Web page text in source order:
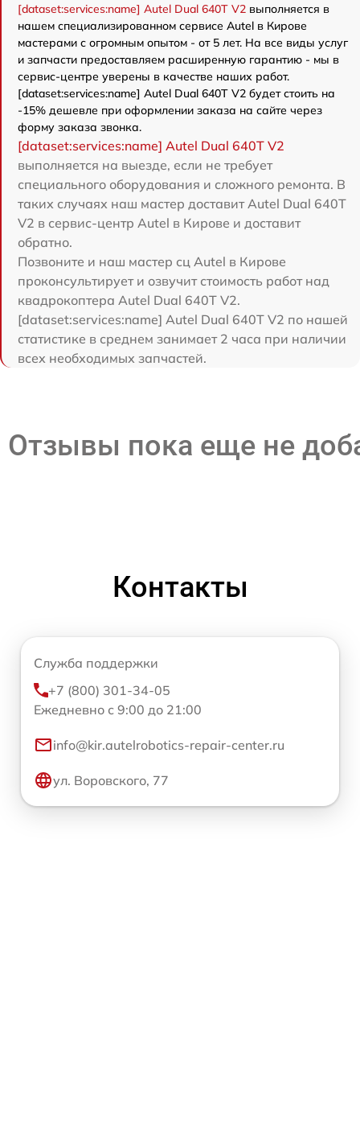
[dataset:services:name] Autel Dual 640T V2 выполняется в
нашем специализированном сервисе Autel в Кирове
мастерами с огромным опытом - от 5 лет. На все виды услуг
и запчасти предоставляем расширенную гарантию - мы в
сервис-центре уверены в качестве наших работ.
[dataset:services:name] Autel Dual 640T V2 будет стоить на
-15% дешевле при оформлении заказа на сайте через
форму заказа звонка.
[dataset:services:name] Autel Dual 640T V2
выполняется на выезде, если не требует
специального оборудования и сложного ремонта. В
таких случаях наш мастер доставит Autel Dual 640T
V2 в сервис-центр Autel в Кирове и доставит
обратно.
Позвоните и наш мастер сц Autel в Кирове
проконсультирует и озвучит стоимость работ над
квадрокоптера Autel Dual 640T V2.
[dataset:services:name] Autel Dual 640T V2 по нашей
статистике в среднем занимает 2 часа при наличии
всех необходимых запчастей.
Отзывы пока еще не
Контакты
Служба поддержки
+7 (800) 301-34-05
Ежедневно с 9:00 до 21:00
info@kir.autelrobotics-repair-center.ru
ул. Воровского, 77